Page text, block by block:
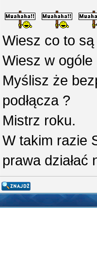
Wiesz co to
Wiesz w ogóle
Myślisz że
podłącza ?
Mistrz roku.
W takim razie
prawa